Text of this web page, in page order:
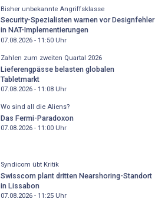
Bisher unbekannte Angriffsklasse
Security-Spezialisten warnen vor Designfehler
in NAT-Implementierungen
07.08.2026 - 11:50Uhr
Zahlen zum zweiten Quartal 2026
Lieferengpässe belasten globalen
Tabletmarkt
07.08.2026 - 11:08Uhr
Wo sind all die Aliens?
Das Fermi-Paradoxon
07.08.2026 - 11:00Uhr
Syndicom übt Kritik
Swisscom plant dritten Nearshoring-Standort
in Lissabon
07.08.2026 - 11:25Uhr